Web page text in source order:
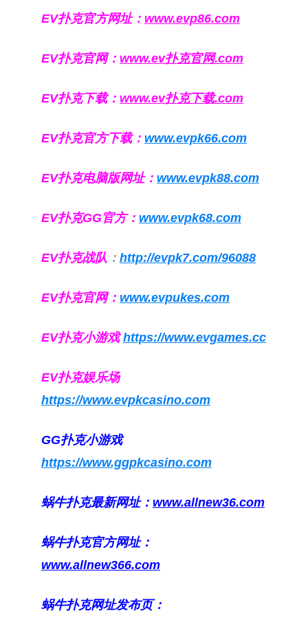
EV扑克官方网址： www.evp86.com
EV扑克官网： www.ev扑克官网.com
EV扑克下载： www.ev扑克下载.com
EV扑克官方下载： www.evpk66.com
EV扑克电脑版网址： www.evpk88.com
EV扑克GG官方： www.evpk68.com
EV扑克战队 ： http://evpk7.com/96088
EV扑克官网： www.evpukes.com
EV扑克小游戏https://www.evgames.cc
EV扑克娱乐场
https://www.evpkcasino.com
GG扑克小游戏
https://www.ggpkcasino.com
蜗牛扑克最新网址： www.allnew36.com
蜗牛扑克官方网址：
www.allnew366.com
蜗牛扑克网址发布页：